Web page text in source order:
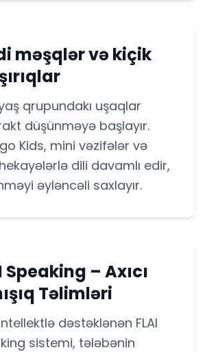
məşqlər və kiçik
yaş qrupundakı uşaqlar
düşünməyə başlayır.
Kids, mini vəzifələr və
dili davamlı edir,
əyləncəli saxlayır.
Speaking – Axıcı
Təlimləri
dəstəklənən FLAI
sistemi, tələbənin